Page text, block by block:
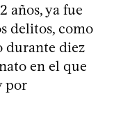
años, ya fue
delitos, como
durante diez
en el que
por